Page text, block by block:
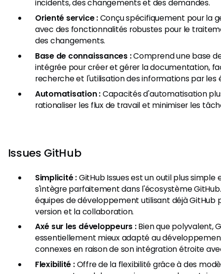
incidents, des changements et des demandes.
Orienté service :Conçu spécifiquement pour la
avec des fonctionnalités robustes pour le
des changements.
Base de connaissances :Comprend une base
intégrée pour créer et gérer la documentation,
recherche et l'utilisation des informations par les
Automatisation :Capacités d'automatisation
rationaliser les flux de travail et minimiser les
Issues GitHub
Simplicité :GitHub Issues est un outil plus simple
s'intègre parfaitement dans l'écosystème
équipes de développement utilisant déjà GitHub
version et la collaboration.
Axé sur les développeurs :Bien que polyvalent,
essentiellement mieux adapté au
connexes en raison de son intégration étroite
Flexibilité :Offre de la flexibilité grâce à des